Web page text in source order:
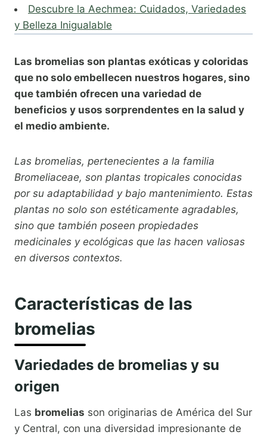
Descubre la Aechmea: Cuidados, Variedades
y Belleza Inigualable
Las bromelias son plantas exóticas y coloridas
que no solo embellecen nuestros hogares, sino
que también ofrecen una variedad de
beneficios y usos sorprendentes en la salud y
el medio ambiente.
Las bromelias, pertenecientes a la familia
Bromeliaceae, son plantas tropicales conocidas
por su adaptabilidad y bajo mantenimiento. Estas
plantas no solo son estéticamente agradables,
sino que también poseen propiedades
medicinales y ecológicas que las hacen valiosas
en diversos contextos.
Características de las
bromelias
Variedades de bromelias y su
origen
Las bromelias son originarias de América del Sur
y Central, con una diversidad impresionante de